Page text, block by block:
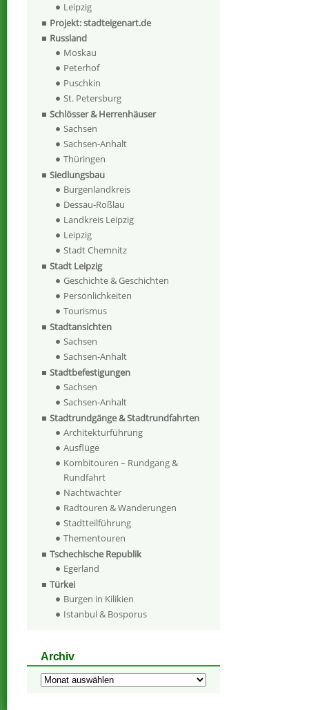
Leipzig
Projekt: stadteigenart.de
Russland
Moskau
Peterhof
Puschkin
St. Petersburg
Schlösser & Herrenhäuser
Sachsen
Sachsen-Anhalt
Thüringen
Siedlungsbau
Burgenlandkreis
Dessau-Roßlau
Landkreis Leipzig
Leipzig
Stadt Chemnitz
Stadt Leipzig
Geschichte & Geschichten
Persönlichkeiten
Tourismus
Stadtansichten
Sachsen
Sachsen-Anhalt
Stadtbefestigungen
Sachsen
Sachsen-Anhalt
Stadtrundgänge & Stadtrundfahrten
Architekturführung
Ausflüge
Kombitouren – Rundgang &
Rundfahrt
Nachtwächter
Radtouren & Wanderungen
Stadtteilführung
Thementouren
Tschechische Republik
Egerland
Türkei
Burgen in Kilikien
Istanbul & Bosporus
Archiv
Archiv